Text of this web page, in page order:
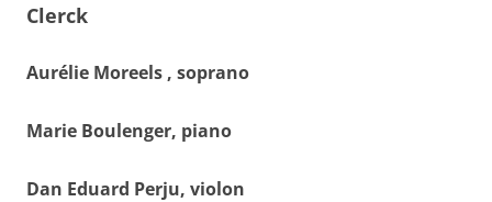
Clerck
Aurélie Moreels , soprano
Marie Boulenger, piano
Dan Eduard Perju, violon